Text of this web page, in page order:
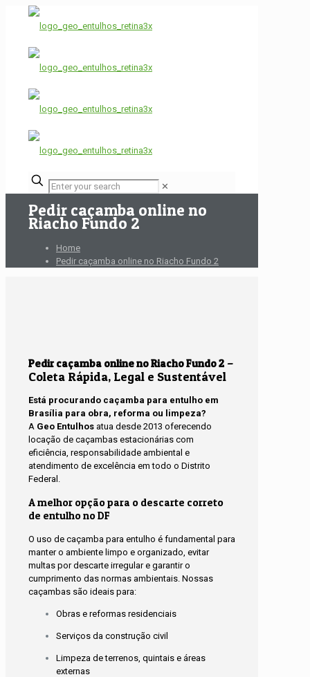
✕
Pedir caçamba online no
Riacho Fundo 2
Home
Pedir caçamba online no Riacho Fundo 2
Pedir caçamba online no Riacho Fundo 2 –
Coleta Rápida, Legal e Sustentável
Está procurando caçamba para entulho em
Brasília para obra, reforma ou limpeza?
A Geo Entulhos atua desde 2013 oferecendo
locação de caçambas estacionárias com
eficiência, responsabilidade ambiental e
atendimento de excelência em todo o Distrito
Federal.
A melhor opção para o descarte correto
de entulho no DF
O uso de caçamba para entulho é fundamental para
manter o ambiente limpo e organizado, evitar
multas por descarte irregular e garantir o
cumprimento das normas ambientais. Nossas
caçambas são ideais para:
Obras e reformas residenciais
Serviços da construção civil
Limpeza de terrenos, quintais e áreas
externas